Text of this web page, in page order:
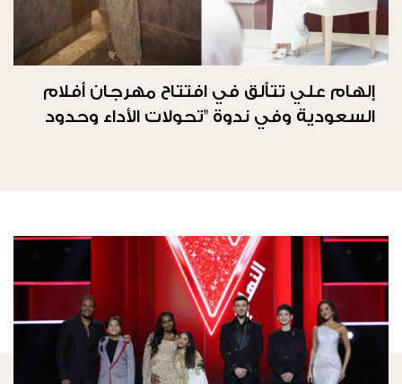
إلهام علي تتألق في افتتاح مهرجان أفلام
السعودية وفي ندوة "تحولات الأداء وحدود